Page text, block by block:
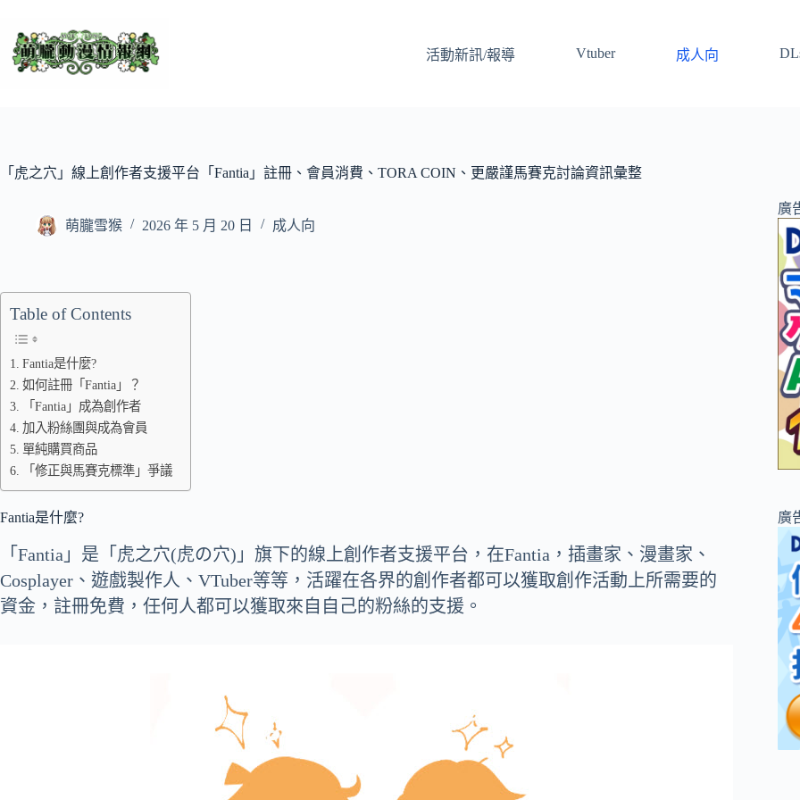
主
活動新訊/報導 Vtuber 成人向
「虎之穴」線上創作者支援平台「Fantia」註冊、會員消費、TORA COIN、更嚴謹馬賽克討論資訊彙整
萌朧雪猴 2026 年 5 月 20 日 成人向
Table of Contents
Fantia是什麼?
如何註冊「Fantia」？
「Fantia」成為創作者
加入粉絲團與成為會員
單純購買商品
「修正與馬賽克標準」爭議
Fantia是什麼?
「Fantia」是「虎之穴(虎の穴)」旗下的線上創作者支援平台，在Fantia，插畫家、漫畫家、
Cosplayer、遊戲製作人、VTuber等等，活躍在各界的創作者都可以獲取創作活動上所需要的
資金，註冊免費，任何人都可以獲取來自自己的粉絲的支援。
廣
廣